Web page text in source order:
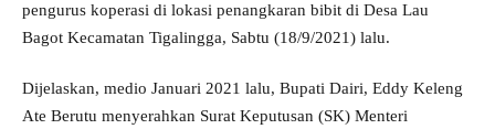
pengurus koperasi di lokasi penangkaran bibit di Desa Lau
Bagot Kecamatan Tigalingga, Sabtu (18/9/2021) lalu.
Dijelaskan, medio Januari 2021 lalu, Bupati Dairi, Eddy Keleng
Ate Berutu menyerahkan Surat Keputusan (SK) Menteri